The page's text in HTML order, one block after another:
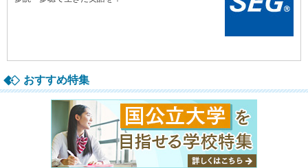
おすすめ特集